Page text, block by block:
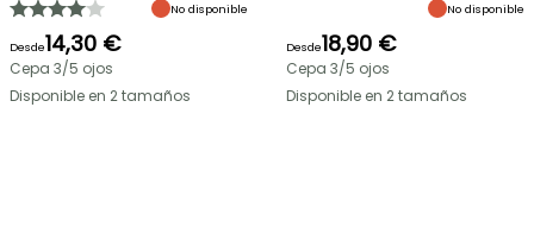
No disponible
Desde14,30 €
Cepa 3/5 ojos
Disponible en 2 tamaños
No disponible
Desde18,90 €
Cepa 3/5 ojos
Disponible en 2 tamaños